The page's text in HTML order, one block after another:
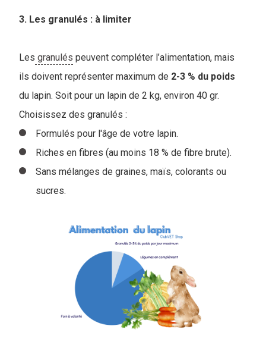
3. Les granulés : à limiter
Les granulés peuvent compléter l’alimentation, mais
ils doivent représenter maximum de 2-3 % du poids
du lapin. Soit pour un lapin de 2 kg, environ 40 gr.
Choisissez des granulés :
Formulés pour l'âge de votre lapin.
Riches en fibres (au moins 18 % de fibre brute).
Sans mélanges de graines, maïs, colorants ou
sucres.